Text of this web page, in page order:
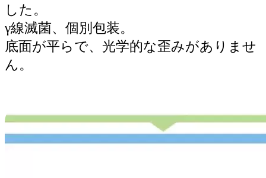
した。
γ線滅菌、個別包装。
底面が平らで、光学的な歪みがありませ
ん。